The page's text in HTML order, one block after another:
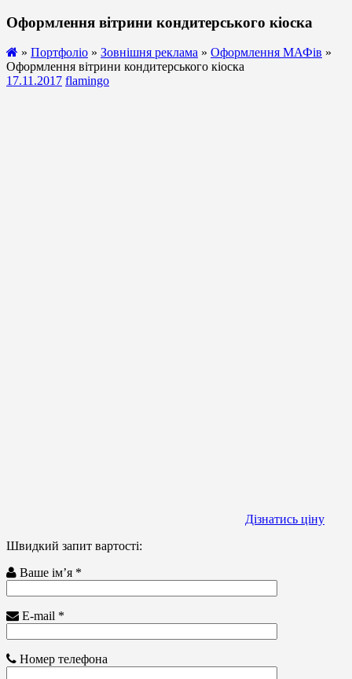
Оформлення вітрини кондитерського кіоска
» Портфоліо » Зовнішня реклама » Оформлення МАФів »
Оформлення вітрини кондитерського кіоска
17.11.2017 flamingo
Дізнатись ціну
Швидкий запит вартості:
Ваше ім’я *
E-mail *
Номер телефона